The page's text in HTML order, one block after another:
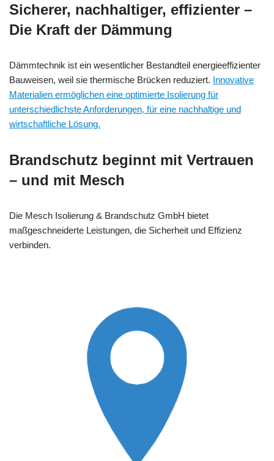
Sicherer, nachhaltiger, effizienter –
Die Kraft der Dämmung
Dämmtechnik ist ein wesentlicher Bestandteil energieeffizienter
Bauweisen, weil sie thermische Brücken reduziert. Innovative
Materialien ermöglichen eine optimierte Isolierung für
unterschiedlichste Anforderungen, für eine nachhaltige und
wirtschaftliche Lösung.
Brandschutz beginnt mit Vertrauen
– und mit Mesch
Die Mesch Isolierung & Brandschutz GmbH bietet
maßgeschneiderte Leistungen, die Sicherheit und Effizienz
verbinden.